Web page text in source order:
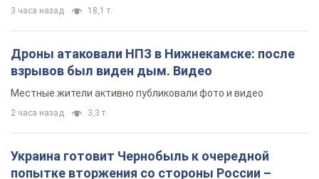
3 часа назад 18,1 т.
Дроны атаковали НПЗ в Нижнекамске: после
взрывов был виден дым. Видео
Местные жители активно публиковали фото и видео
2 часа назад 3,3 т.
Украина готовит Чернобыль к очередной
попытке вторжения со стороны России –